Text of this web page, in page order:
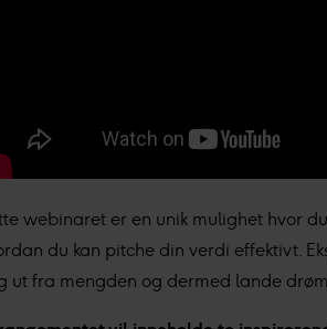
webinaret er en unik mulighet hvor
du kan pitche din verdi effektivt.
ut fra mengden og dermed lande